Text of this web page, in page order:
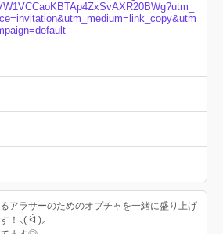
アラサーのためのオプチャを一緒に盛り上げ
！⸜( ᐛ )⸝